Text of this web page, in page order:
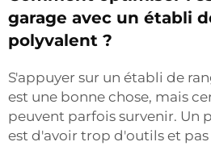
garage avec un établi
polyvalent ?
S'appuyer sur un établi de
est une bonne chose, mais
peuvent parfois survenir. Un
est d'avoir trop d'outils et pas